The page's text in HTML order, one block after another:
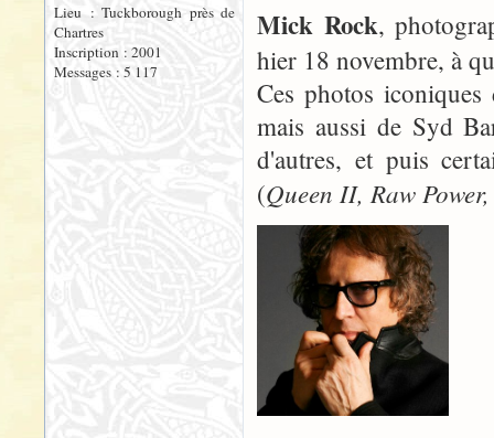
Lieu : Tuckborough près de
Chartres
Inscription : 2001
Messages : 5 117
Mick Rock,
hier 18 novembre, à
Ces photos
mais aussi de Syd
d'autres, et puis
(Queen II, Raw